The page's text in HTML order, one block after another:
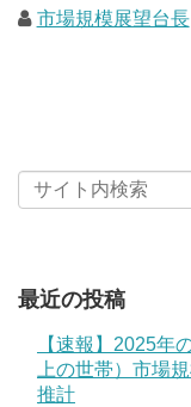
市場規模展望台長
最近の投稿
【速報】2025年
上の世帯）市場
推計